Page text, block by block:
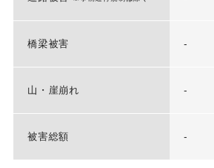
橋梁被害 -
山・崖崩れ -
被害総額 -